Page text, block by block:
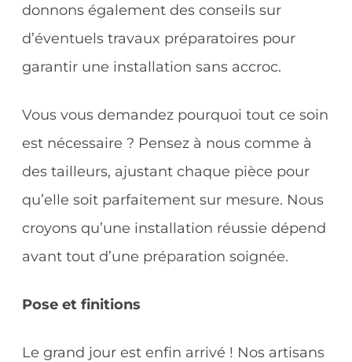
donnons également des conseils sur
d’éventuels travaux préparatoires pour
garantir une installation sans accroc.
Vous vous demandez pourquoi tout ce soin
est nécessaire ? Pensez à nous comme à
des tailleurs, ajustant chaque pièce pour
qu’elle soit parfaitement sur mesure. Nous
croyons qu’une installation réussie dépend
avant tout d’une préparation soignée.
Pose et finitions
Le grand jour est enfin arrivé ! Nos artisans